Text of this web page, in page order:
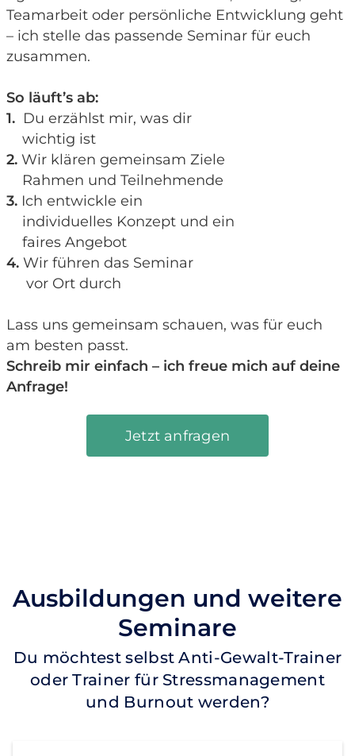
HOME
MEINE LEISTUNGEN
FITNESSTRAINING FÜR
COACHING
KONTAKT
Teamarbeit oder persönliche Entwicklung geht
– ich stelle das passende Seminar für euch
zusammen.
So läuft’s ab:
1. Du erzählst mir, was dir
wichtig ist
2. Wir klären gemeinsam Ziele
Rahmen und Teilnehmende
3. Ich entwickle ein
individuelles Konzept und ein
faires Angebot
4. Wir führen das Seminar
vor Ort durch
Lass uns gemeinsam schauen, was für euch
am besten passt.
Schreib mir einfach – ich freue mich auf deine
Anfrage!
Jetzt anfragen
Ausbildungen und weitere
Seminare
Du möchtest selbst Anti-Gewalt-Trainer
oder Trainer für Stressmanagement
und Burnout werden?